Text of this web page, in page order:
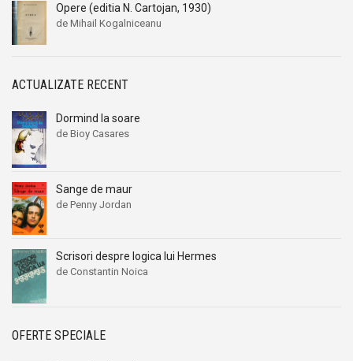
Opere (editia N. Cartojan, 1930)
de Mihail Kogalniceanu
ACTUALIZATE RECENT
Dormind la soare
de Bioy Casares
Sange de maur
de Penny Jordan
Scrisori despre logica lui Hermes
de Constantin Noica
OFERTE SPECIALE